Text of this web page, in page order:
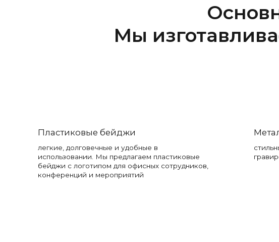
Мы
Пластиковые бейджи
легкие, долговечные и удобные в
использовании. Мы предлагаем пластиковые
бейджи с логотипом для офисных сотрудников,
конференций и мероприятий